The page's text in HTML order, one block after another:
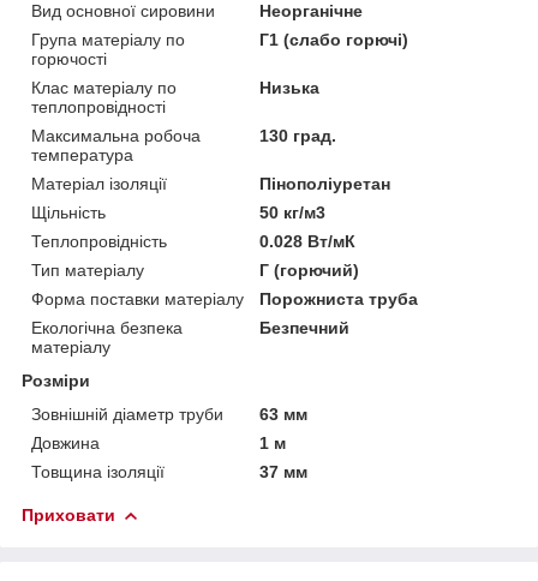
Вид основної сировини
Неорганічне
Група матеріалу по
горючості
Г1 (слабо горючі)
Клас матеріалу по
теплопровідності
Низька
Максимальна робоча
температура
130 град.
Матеріал ізоляції
Пінополіуретан
Щільність
50 кг/м3
Теплопровідність
0.028 Вт/мК
Тип матеріалу
Г (горючий)
Форма поставки матеріалу
Порожниста труба
Екологічна безпека
матеріалу
Безпечний
Розміри
Зовнішній діаметр труби
63 мм
Довжина
1 м
Товщина ізоляції
37 мм
Приховати